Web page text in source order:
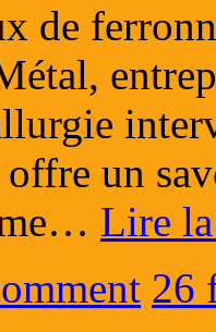
de
un
Lire
26